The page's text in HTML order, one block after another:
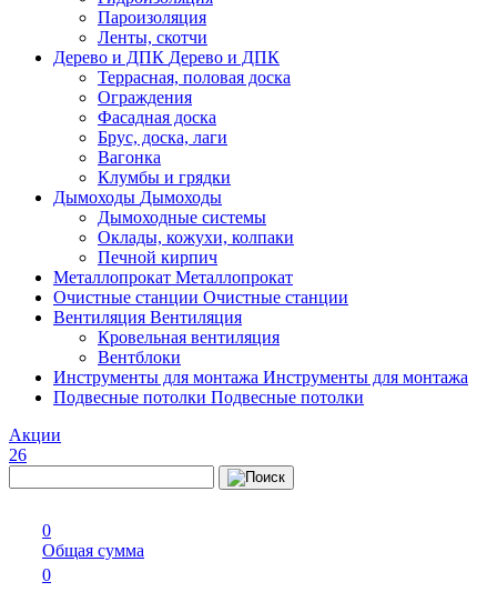
Пароизоляция
Ленты, скотчи
Дерево и ДПК Дерево и ДПК
Террасная, половая доска
Ограждения
Фасадная доска
Брус, доска, лаги
Вагонка
Клумбы и грядки
Дымоходы Дымоходы
Дымоходные системы
Оклады, кожухи, колпаки
Печной кирпич
Металлопрокат Металлопрокат
Очистные станции Очистные станции
Вентиляция Вентиляция
Кровельная вентиляция
Вентблоки
Инструменты для монтажа Инструменты для монтажа
Подвесные потолки Подвесные потолки
Акции
26
0
Общая сумма
0